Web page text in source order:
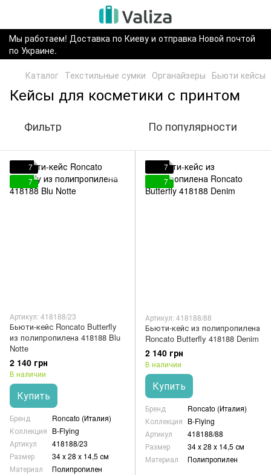
Мы работаем! Доставка по Киеву и отправка Новой почтой
по Украине.
Каталог Текстильные сумки Органайзеры Бьюти кейсы
Кейсы для косметики с принтом
Фильтр По популярности
7
7
Артикул: 418188/23
Бьюти-кейс Roncato Butterfly
из полипропилена 418188 Blu
Notte
2 140 грн
В наличии
Купить
Бренд
Roncato (Италия)
Коллекция B-Flying
Артикул
418188/23
Размер
34 х 28 х 14,5 см
Материал
Полипропилен
7
7
Артикул: 418188/88
Бьюти-кейс из полипропилена
Roncato Butterfly 418188 Denim
2 140 грн
В наличии
Купить
Бренд
Roncato (Италия)
Коллекция B-Flying
Артикул
418188/88
Размер
34 х 28 х 14,5 см
Материал
Полипропилен